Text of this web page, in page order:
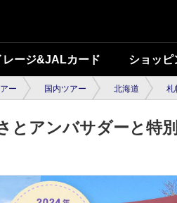
レージ&JALカード ショッピ
ー 国内ツアー 北海道 札
とアンバサダーと特